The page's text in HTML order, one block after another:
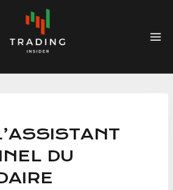
DU